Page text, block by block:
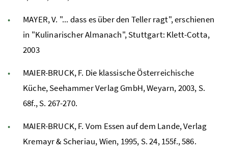
MAYER, V. "... dass es über den Teller ragt", erschienen
in "Kulinarischer Almanach", Stuttgart: Klett-Cotta,
2003
MAIER-BRUCK, F. Die klassische Österreichische
Küche, Seehammer Verlag GmbH, Weyarn, 2003, S.
68f., S. 267-270.
MAIER-BRUCK, F. Vom Essen auf dem Lande, Verlag
Kremayr & Scheriau, Wien, 1995, S. 24, 155f., 586.